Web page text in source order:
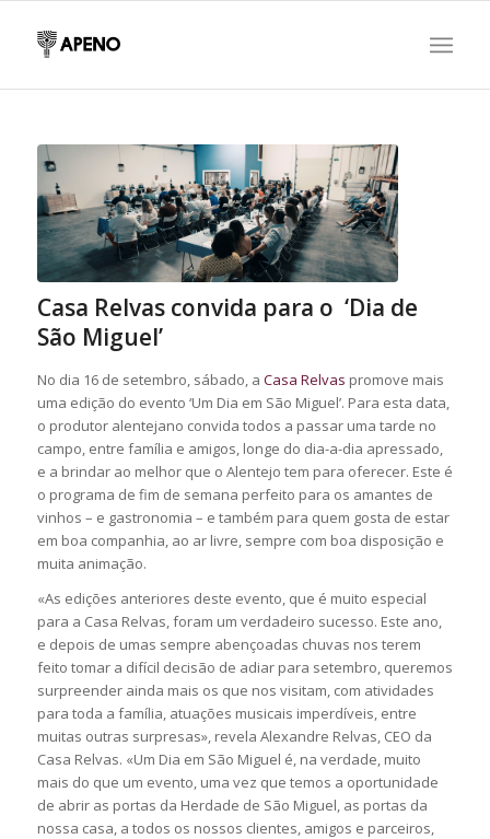
Casa Relvas convida para o ‘Dia de
São Miguel’
No dia 16 de setembro, sábado, a Casa Relvas promove mais
uma edição do evento ‘Um Dia em São Miguel’. Para esta data,
o produtor alentejano convida todos a passar uma tarde no
campo, entre família e amigos, longe do dia-a-dia apressado,
e a brindar ao melhor que o Alentejo tem para oferecer. Este é
o programa de fim de semana perfeito para os amantes de
vinhos – e gastronomia – e também para quem gosta de estar
em boa companhia, ao ar livre, sempre com boa disposição e
muita animação.
«As edições anteriores deste evento, que é muito especial
para a Casa Relvas, foram um verdadeiro sucesso. Este ano,
e depois de umas sempre abençoadas chuvas nos terem
feito tomar a difícil decisão de adiar para setembro, queremos
surpreender ainda mais os que nos visitam, com atividades
para toda a família, atuações musicais imperdíveis, entre
muitas outras surpresas», revela Alexandre Relvas, CEO da
Casa Relvas. «Um Dia em São Miguel é, na verdade, muito
mais do que um evento, uma vez que temos a oportunidade
de abrir as portas da Herdade de São Miguel, as portas da
nossa casa, a todos os nossos clientes, amigos e parceiros,